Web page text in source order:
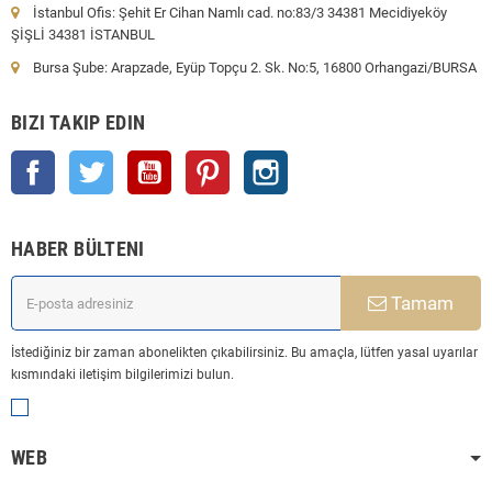
İstanbul Ofis: Şehit Er Cihan Namlı cad. no:83/3 34381 Mecidiyeköy
ŞİŞLİ 34381 İSTANBUL
Bursa Şube: Arapzade, Eyüp Topçu 2. Sk. No:5, 16800 Orhangazi/BURSA
BIZI TAKIP EDIN
Facebook Twitter YouTube Pinterest
HABER BÜLTENI
Tamam
İstediğiniz bir zaman abonelikten çıkabilirsiniz. Bu amaçla, lütfen yasal uyarılar
kısmındaki iletişim bilgilerimizi bulun.
WEB